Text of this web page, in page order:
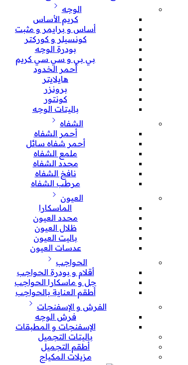
الوجه
كريم الأساس
أساس و برايمر و مثبت
كونسيلر و كوركتر
بودرة الوجه
بي بي و سي سي كريم
أحمر الخدود
هايلايتر
برونزر
كونتور
باليتات الوجه
الشفاه
أحمر الشفاه
أحمر شفاه سائل
ملمع الشفاه
محدد الشفاه
نافخ الشفاه
مرطب الشفاه
العيون
الماسكارا
محدد العيون
ظلال العيون
باليت العيون
عدسات العيون
الحواجب
أقلام و بودرة الحواجب
جل و ماسكارا الحواجب
أطقم العناية بالحواجب
الفرش و الإسفنجات
فرش الوجه
الإسفنجات و المطبقات
باليتات التجميل
أطقم التجميل
مزيلات المكياج